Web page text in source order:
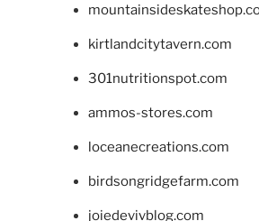
kirtlandcitytavern.com
301nutritionspot.com
ammos-stores.com
loceanecreations.com
birdsongridgefarm.com
joiedevivblog.com